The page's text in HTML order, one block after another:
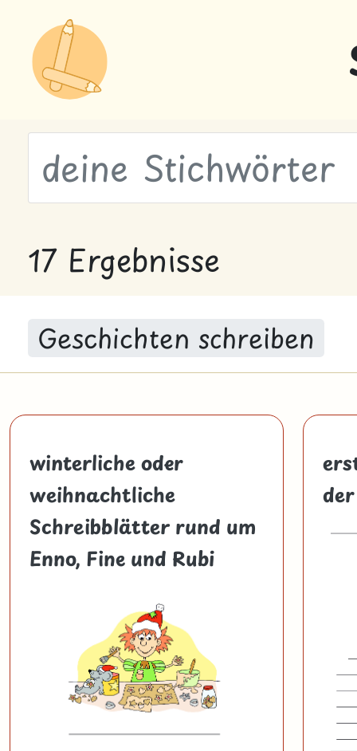
17 Ergebnisse
Geschichten schreiben
winterliche oder
weihnachtliche
Schreibblätter rund um
Enno, Fine und Rubi
wähle Labels